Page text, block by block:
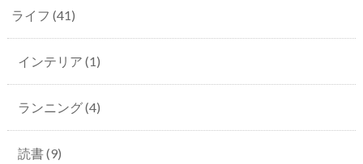
ライフ (41)
インテリア (1)
ランニング(4)
読書(9)